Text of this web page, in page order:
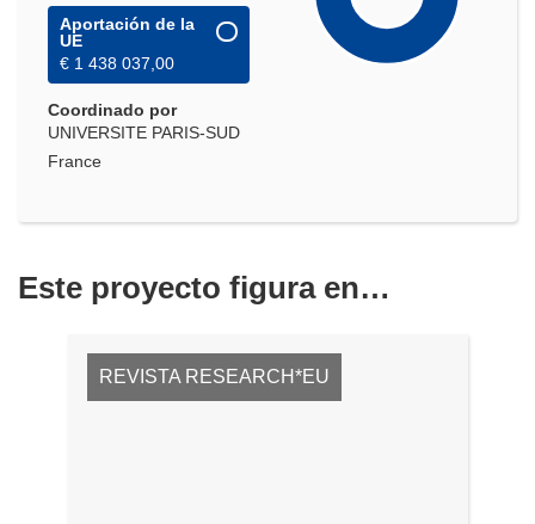
Aportación de la
UE
€ 1 438 037,00
Coordinado por
UNIVERSITE PARIS-SUD
France
Este proyecto figura en…
REVISTA RESEARCH*EU